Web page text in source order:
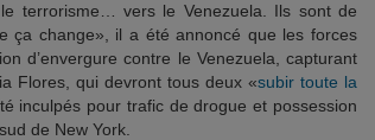
le terrorisme… vers le Venezuela. Ils sont de
change», il a été annoncé que les forces
d’envergure contre le Venezuela, capturant
Flores, qui devront tous deux «subir toute la
inculpés pour trafic de drogue et possession
de New York.